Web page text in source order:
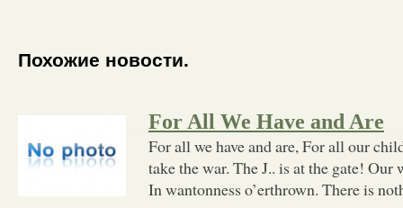
Похожие новости.
For All We Have and Are
For all we have and are, For all our
take the war. The J.. is at the gate! Our
In wantonness o’erthrown. There is